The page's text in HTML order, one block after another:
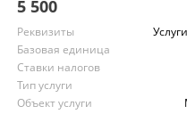
5 500
Реквизиты
Базовая единица
Ставки налогов
Тип услуги
Объект услуги